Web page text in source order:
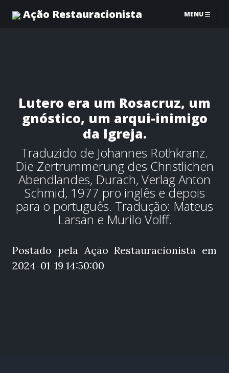
Ação Restauracionista MENU
Lutero era um Rosacruz, um
gnóstico, um arqui-inimigo
da Igreja.
Traduzido de Johannes Rothkranz.
Die Zertrummerung des Christlichen
Abendlandes, Durach, Verlag Anton
Schmid, 1977 pro inglês e depois
para o português. Tradução: Mateus
Larsan e Murilo Volff.
Postado pela Ação Restauracionista em
2024-01-19 14:50:00